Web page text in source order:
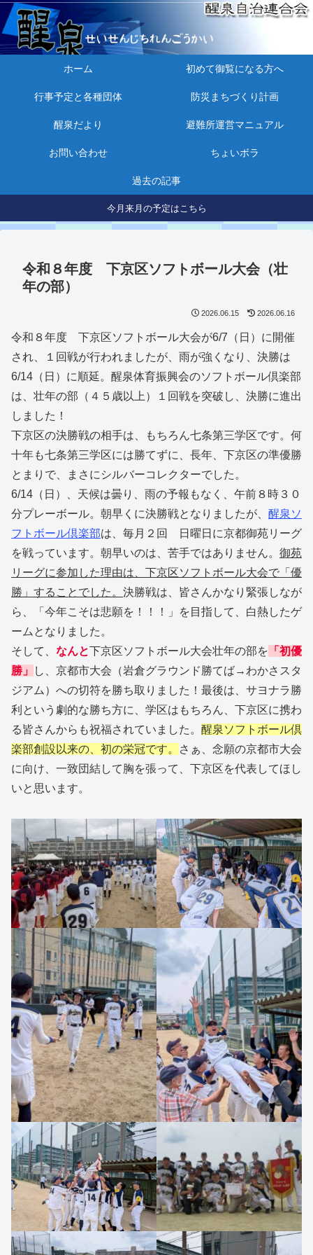
ホーム 初めて御覧になる方へ
行事予定と各種団体 防災まちづくり計画
醒泉だより 避難所運営マニュアル
お問い合わせ ちょいボラ
過去の記事
今月来月の予定はこちら
令和８年度 下京区ソフトボール大会（壮
年の部）
2026.06.15 2026.06.16
令和８年度 下京区ソフトボール大会が6/7（日）に開催
され、１回戦が行われましたが、雨が強くなり、決勝は
6/14（日）に順延。醒泉体育振興会のソフトボール倶楽部
は、壮年の部（４５歳以上）１回戦を突破し、決勝に進出
しました！
下京区の決勝戦の相手は、もちろん七条第三学区です。何
十年も七条第三学区には勝てずに、長年、下京区の準優勝
とまりで、まさにシルバーコレクターでした。
6/14（日）、天候は曇り、雨の予報もなく、午前８時３０
分プレーボール。朝早くに決勝戦となりましたが、 醒泉ソ
フトボール倶楽部は、毎月２回 日曜日に京都御苑リーグ
を戦っています。朝早いのは、苦手ではありません。 御苑
リーグに参加した理由は、下京区ソフトボール大会で「優
勝」することでした。 決勝戦は、皆さんかなり緊張しなが
ら、「今年こそは悲願を！！！」を目指して、白熱したゲ
ームとなりました。
そして、 なんと下京区ソフトボール大会壮年の部を 「初優
勝」
し、京都市大会（岩倉グラウンド勝てば→わかさスタ
ジアム）への切符を勝ち取りました！最後は、サヨナラ勝
利という劇的な勝ち方に、学区はもちろん、下京区に携わ
る皆さんからも祝福されていました。 醒泉ソフトボール倶
楽部創設以来の、初の栄冠です。
さぁ、念願の京都市大会
に向け、一致団結して胸を張って、下京区を代表してほし
いと思います。